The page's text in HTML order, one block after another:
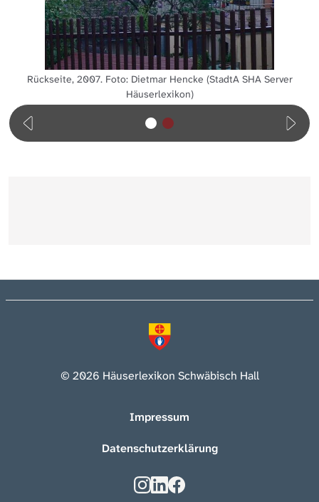
Rückseite, 2007. Foto: Dietmar Hencke (StadtA SHA Server
Häuserlexikon)
© 2026 Häuserlexikon Schwäbisch Hall
Impressum
Datenschutzerklärung